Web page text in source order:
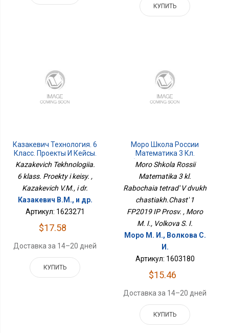
КУПИТЬ
Казакевич Технология. 6
Класс. Проекты И Кейсы.
Kazakevich Tekhnologiia.
6 klass. Proekty i keisy. ,
Kazakevich V.M., i dr.
Казакевич В.М., и др.
Артикул: 1623271
$17.58
Доставка за 14–20 дней
КУПИТЬ
Моро Школа России
Математика 3 Кл.
Рабочая Тетрадь В Двух
ИП Просв.
Moro Shkola Rossii
Matematika 3 kl.
Rabochaia tetrad' V dvukh
chastiakh.Chast' 1
FP2019 IP Prosv. , Moro
M. I., Volkova S. I.
Моро М. И., Волкова С.
И.
Артикул: 1603180
$15.46
Доставка за 14–20 дней
КУПИТЬ